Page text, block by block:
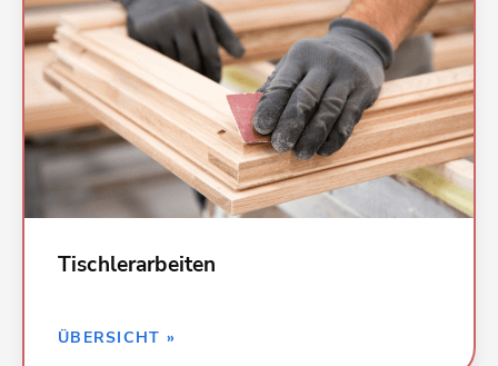
Tischlerarbeiten
ÜBERSICHT »
026 Fenster, Außentüren
027 Tischlerarbeiten
029 Beschlagarbeiten
032 Verglasungsarbeiten